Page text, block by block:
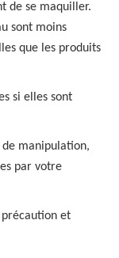
de se maquiller.
sont moins
que les produits
si elles sont
manipulation,
par votre
et